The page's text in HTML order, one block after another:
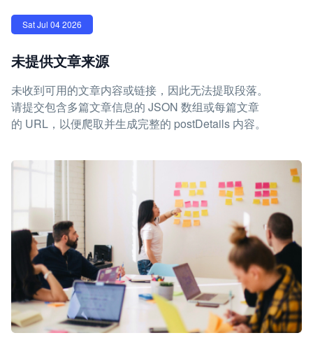
Sat Jul 04 2026
未提供文章来源
未收到可用的文章内容或链接，因此无法提取段落。
请提交包含多篇文章信息的 JSON 数组或每篇文章
的 URL，以便爬取并生成完整的 postDetails 内容。